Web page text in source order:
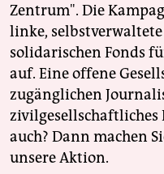
Zentrum". Die
linke,
solidarischen Fonds
auf. Eine offene
zugänglichen
zivilgesellschaftliches
auch? Dann machen
unsere Aktion.